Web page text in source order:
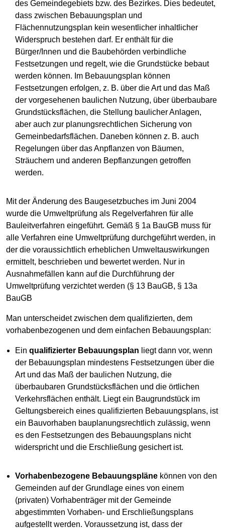
des Gemeindegebiets bzw. des Bezirkes. Dies bedeutet,
dass zwischen Bebauungsplan und
Flächennutzungsplan kein wesentlicher inhaltlicher
Widerspruch bestehen darf. Er enthält für die
Bürger/Innen und die Baubehörden verbindliche
Festsetzungen und regelt, wie die Grundstücke bebaut
werden können. Im Bebauungsplan können
Festsetzungen erfolgen, z. B. über die Art und das Maß
der vorgesehenen baulichen Nutzung, über überbaubare
Grundstücksflächen, die Stellung baulicher Anlagen,
aber auch zur planungsrechtlichen Sicherung von
Gemeinbedarfsflächen. Daneben können z. B. auch
Regelungen über das Anpflanzen von Bäumen,
Sträuchern und anderen Bepflanzungen getroffen
werden.
Mit der Änderung des Baugesetzbuches im Juni 2004
wurde die Umweltprüfung als Regelverfahren für alle
Bauleitverfahren eingeführt. Gemäß § 1a BauGB muss für
alle Verfahren eine Umweltprüfung durchgeführt werden, in
der die voraussichtlich erheblichen Umweltauswirkungen
ermittelt, beschrieben und bewertet werden. Nur in
Ausnahmefällen kann auf die Durchführung der
Umweltprüfung verzichtet werden (§ 13 BauGB, § 13a
BauGB
Man unterscheidet zwischen dem qualifizierten, dem
vorhabenbezogenen und dem einfachen Bebauungsplan:
Ein qualifizierter Bebauungsplan liegt dann vor, wenn
der Bebauungsplan mindestens Festsetzungen über die
Art und das Maß der baulichen Nutzung, die
überbaubaren Grundstücksflächen und die örtlichen
Verkehrsflächen enthält. Liegt ein Baugrundstück im
Geltungsbereich eines qualifizierten Bebauungsplans, ist
ein Bauvorhaben bauplanungsrechtlich zulässig, wenn
es den Festsetzungen des Bebauungsplans nicht
widerspricht und die Erschließung gesichert ist.
Vorhabenbezogene Bebauungsplänekönnen von den
Gemeinden auf der Grundlage eines von einem
(privaten) Vorhabenträger mit der Gemeinde
abgestimmten Vorhaben- und Erschließungsplans
aufgestellt werden. Voraussetzung ist, dass der